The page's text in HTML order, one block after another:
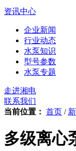
资讯中心
企业新闻
行业动态
水泵知识
型号参数
水泵专题
走进湘电
联系我们
当前位置： 首页 /
多级离心